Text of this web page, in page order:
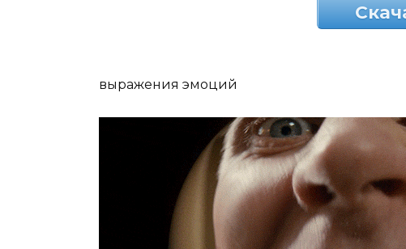
выражения эмоций